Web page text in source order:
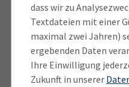
dass wir zu
Textdateien mit einer
maximal zwei Jahren)
ergebenden Daten
Ihre Einwilligung
Zukunft in unserer
adäquat beurteilen. Mit
Tätigkeit und der
Ihres Ehrenamts
unserer Aus- und